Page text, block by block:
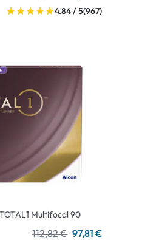
4.84 / 5(967)
Multifocal 90
112,82 € 97,81 €